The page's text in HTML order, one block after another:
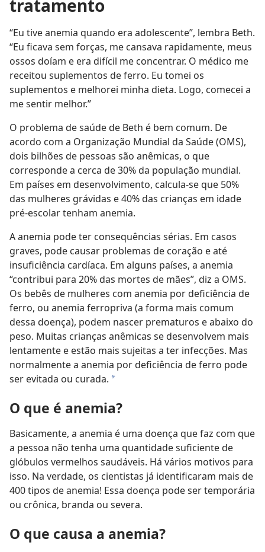
tratamento
“Eu tive anemia quando era adolescente”, lembra Beth.
“Eu ficava sem forças, me cansava rapidamente, meus
ossos doíam e era difícil me concentrar. O médico me
receitou suplementos de ferro. Eu tomei os
suplementos e melhorei minha dieta. Logo, comecei a
me sentir melhor.”
O problema de saúde de Beth é bem comum. De
acordo com a Organização Mundial da Saúde (OMS),
dois bilhões de pessoas são anêmicas, o que
corresponde a cerca de 30% da população mundial.
Em países em desenvolvimento, calcula-se que 50%
das mulheres grávidas e 40% das crianças em idade
pré-escolar tenham anemia.
A anemia pode ter consequências sérias. Em casos
graves, pode causar problemas de coração e até
insuficiência cardíaca. Em alguns países, a anemia
“contribui para 20% das mortes de mães”, diz a OMS.
Os bebês de mulheres com anemia por deficiência de
ferro, ou anemia ferropriva (a forma mais comum
dessa doença), podem nascer prematuros e abaixo do
peso. Muitas crianças anêmicas se desenvolvem mais
lentamente e estão mais sujeitas a ter infecções. Mas
normalmente a anemia por deficiência de ferro pode
ser evitada ou curada. a
O que é anemia?
Basicamente, a anemia é uma doença que faz com que
a pessoa não tenha uma quantidade suficiente de
glóbulos vermelhos saudáveis. Há vários motivos para
isso. Na verdade, os cientistas já identificaram mais de
400 tipos de anemia! Essa doença pode ser temporária
ou crônica, branda ou severa.
O que causa a anemia?